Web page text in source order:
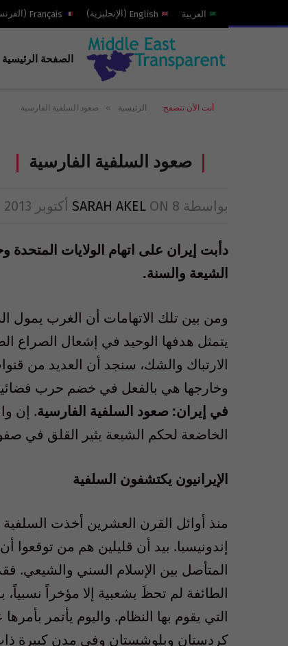
العربية English
( الإنجليزية)
Français
(
الصفحة الرئيسية
أنت الآن تتصفح: الرئيسية » صعود السلفية الفارسية
صعود السلفية الفارسية
بواسطة SARAH AKEL ON 8 أكتوبر 2013
دأبت إيران على اتهام الولايات
الشيعة والسنة.
ومن بين تلك الاتهامات أن الغرب يمول
يتمثل هدفها الوحيد في إشعال الصراع
الارتباك والشك، سنجد أن العديد من
وخارجها هي بالفعل في خضم حرب
في إيران: صعود السلفية الفارسية. إن
الخاضعة لحكم الشيعة يثير القلق في
الإيرانيون يكتشفون السلفية
منذ أوائل القرن العشرين أخذت
إندونيسيا. بيد أن قليلين هم من
الطائفة لم تحظَ بشعبية إلا مؤخراً
التي يقوم بها النظام. واليوم يأتمر
كردستان وبلوشستان وفي مدن كبيرة